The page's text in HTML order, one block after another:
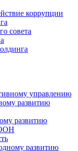
коррупции
совета
управлению
развитию
развитию
развитию